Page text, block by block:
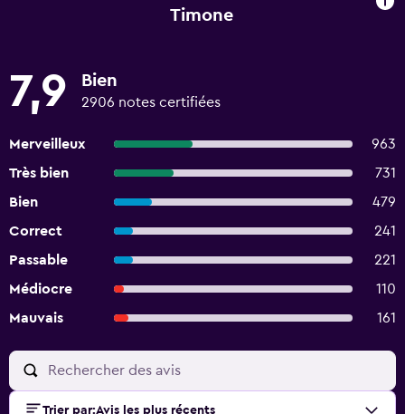
Timone
7,9 Bien
2906 notes certifiées
Merveilleux
963
Très bien
731
Bien
479
Correct
241
Passable
221
Médiocre
110
Mauvais
161
Trier par:Avis les plus récents